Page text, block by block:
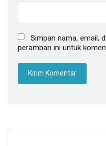
Simpan nama, email,
peramban ini untuk